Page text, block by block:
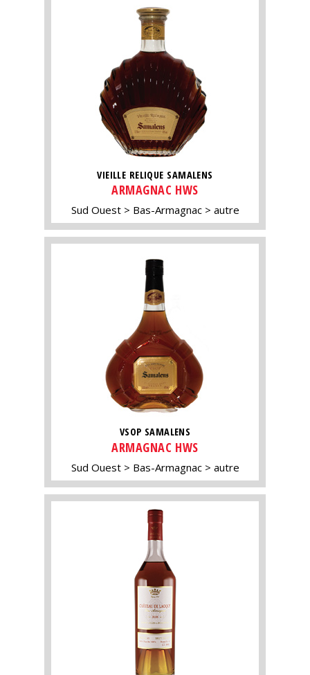
VIEILLE RELIQUE SAMALENS
ARMAGNAC HWS
Sud Ouest Bas-Armagnac autre
VSOP SAMALENS
ARMAGNAC HWS
Sud Ouest Bas-Armagnac autre